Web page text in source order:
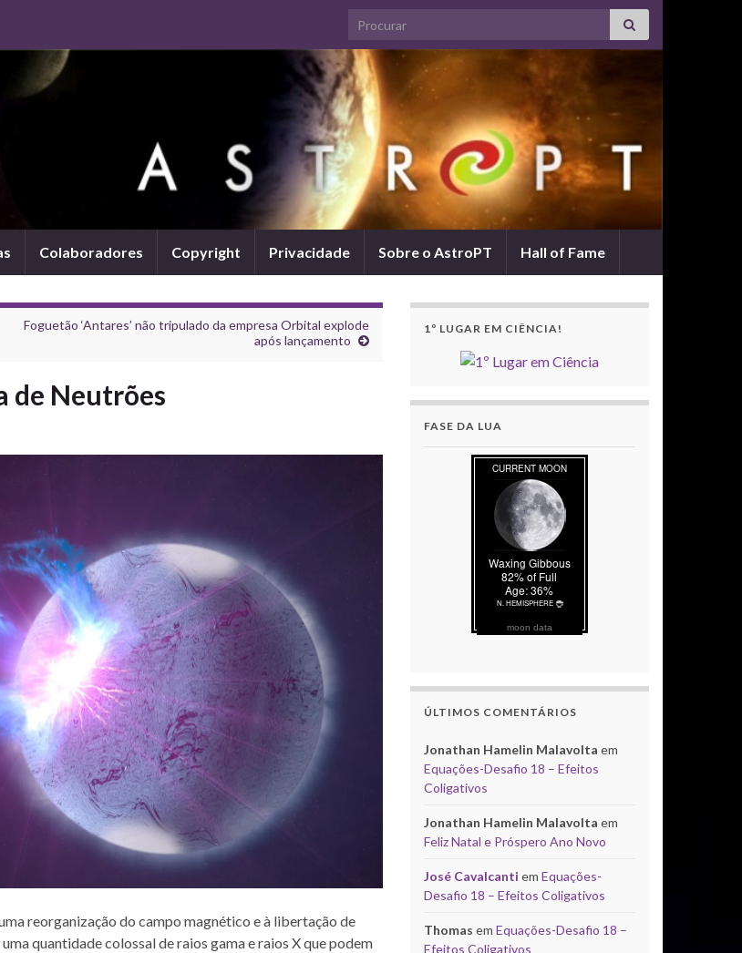
Search for:
Colaboradores Copyright Privacidade Sobre o AstroPT Hall of Fame
Foguetão ‘Antares’ não tripulado da empresa Orbital explode
após lançamento
de Neutrões
reorganização do campo magnético e à libertação de
quantidade colossal de raios gama e raios X que podem
1º LUGAR EM CIÊNCIA!
FASE DA LUA
moon data
ÚLTIMOS COMENTÁRIOS
Jonathan Hamelin Malavolta em
Equações-Desafio 18 – Efeitos
Coligativos
Jonathan Hamelin Malavolta em
Feliz Natal e Próspero Ano Novo
José Cavalcanti em Equações-
Desafio 18 – Efeitos Coligativos
Thomas em Equações-Desafio 18 –
Efeitos Coligativos